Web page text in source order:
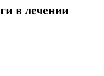
в лечении